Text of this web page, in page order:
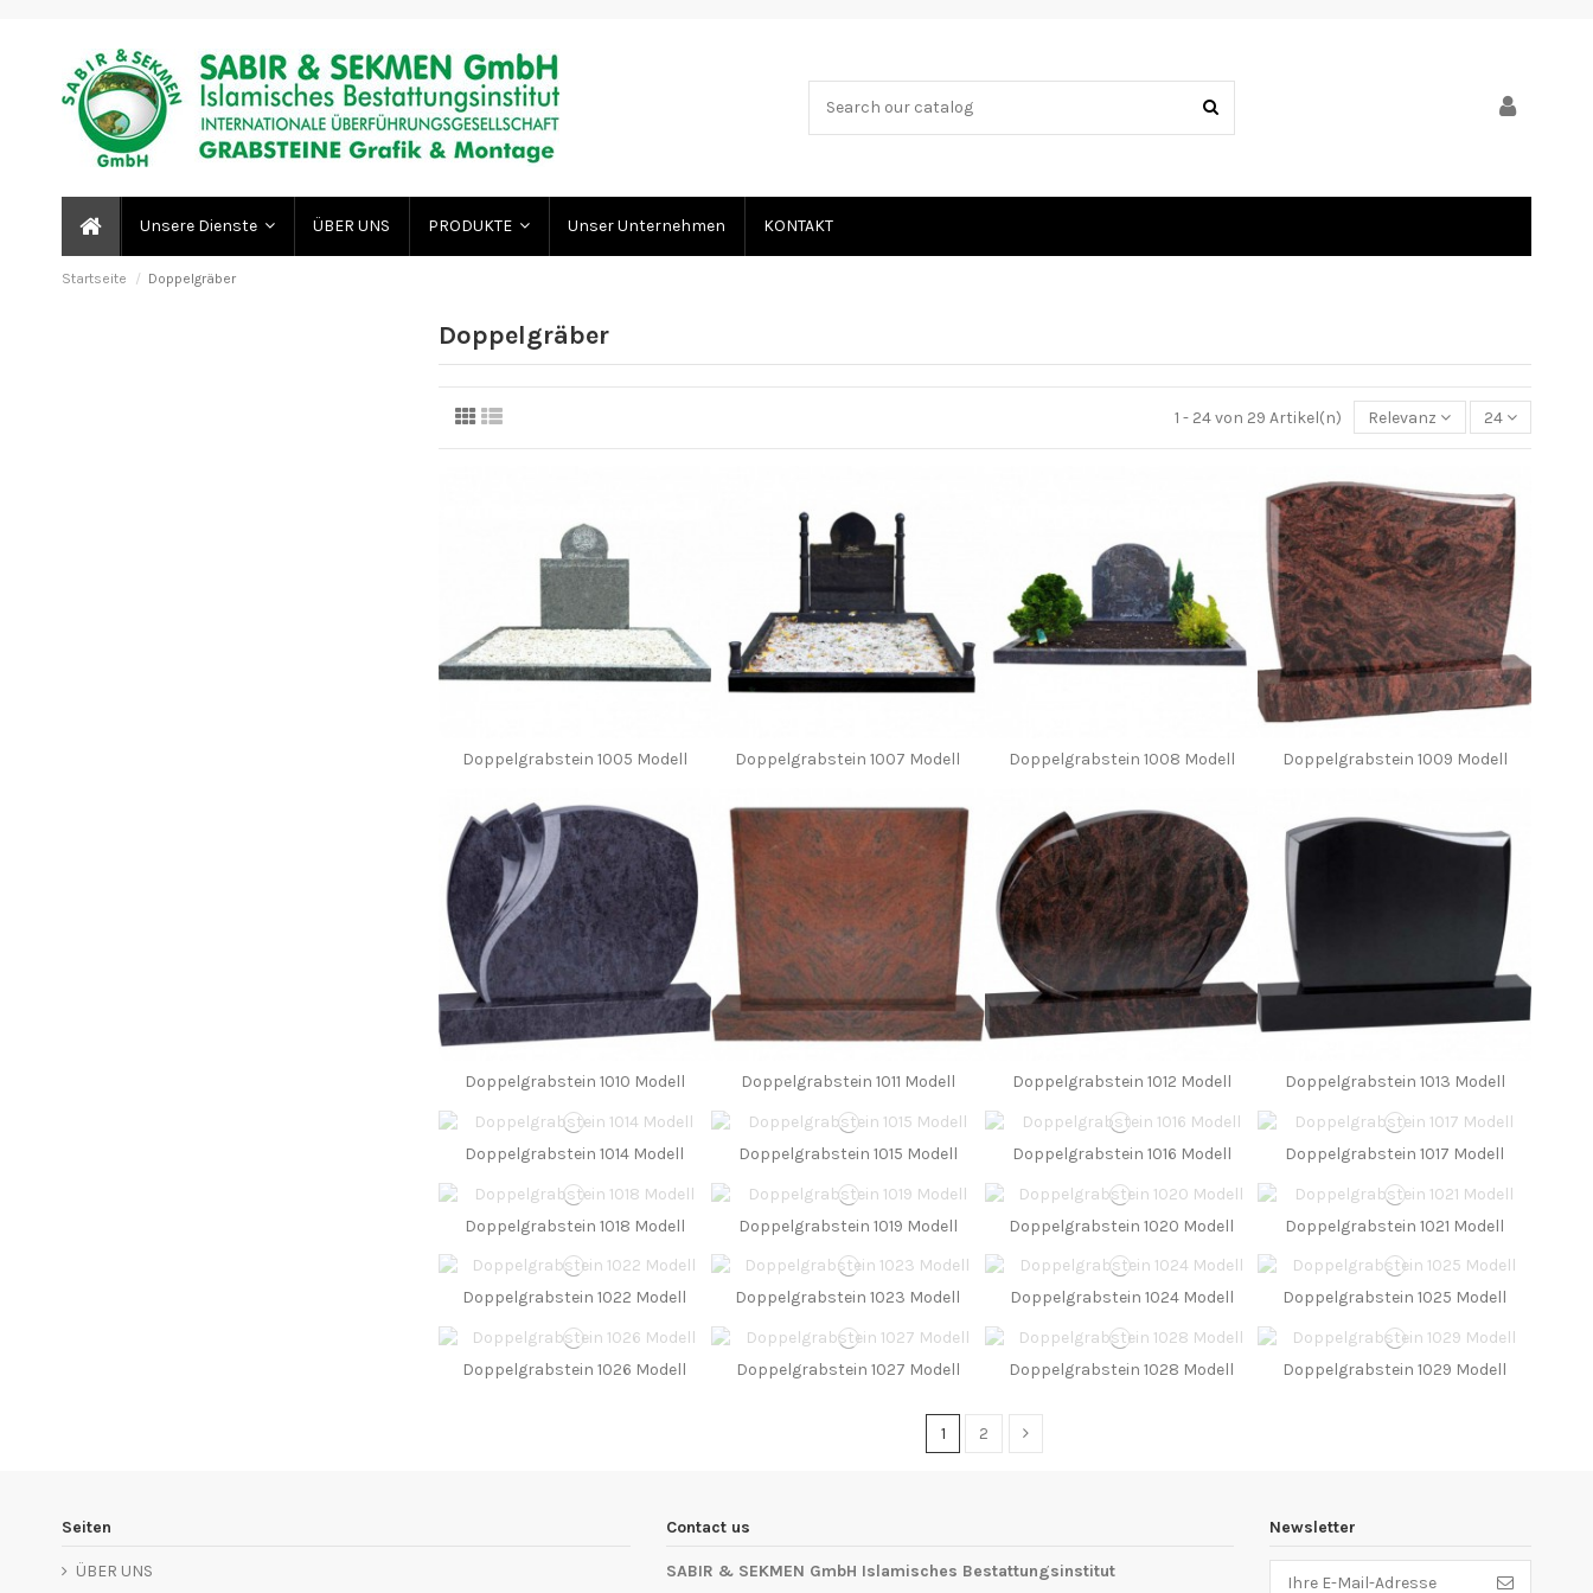
Unsere Dienste ÜBER UNS PRODUKTE Unser Unternehmen KONTAKT
Startseite Doppelgräber
Doppelgräber
1 - 24 von 29 Artikel(n) Relevanz 24
Doppelgrabstein 1005 Modell Doppelgrabstein 1007 Modell Doppelgrabstein 1008 Modell Doppelgrabstein 1009 Modell
Doppelgrabstein 1010 Modell Doppelgrabstein 1011 Modell Doppelgrabstein 1012 Modell Doppelgrabstein 1013 Modell
Doppelgrabstein 1014 Modell Doppelgrabstein 1015 Modell Doppelgrabstein 1016 Modell Doppelgrabstein 1017 Modell
Doppelgrabstein 1018 Modell Doppelgrabstein 1019 Modell Doppelgrabstein 1020 Modell Doppelgrabstein 1021 Modell
Doppelgrabstein 1022 Modell Doppelgrabstein 1023 Modell Doppelgrabstein 1024 Modell Doppelgrabstein 1025 Modell
Doppelgrabstein 1026 Modell Doppelgrabstein 1027 Modell Doppelgrabstein 1028 Modell Doppelgrabstein 1029 Modell
1 2
Seiten
ÜBER UNS
Contact us
SABIR & SEKMEN GmbH Islamisches Bestattungsinstitut
Newsletter